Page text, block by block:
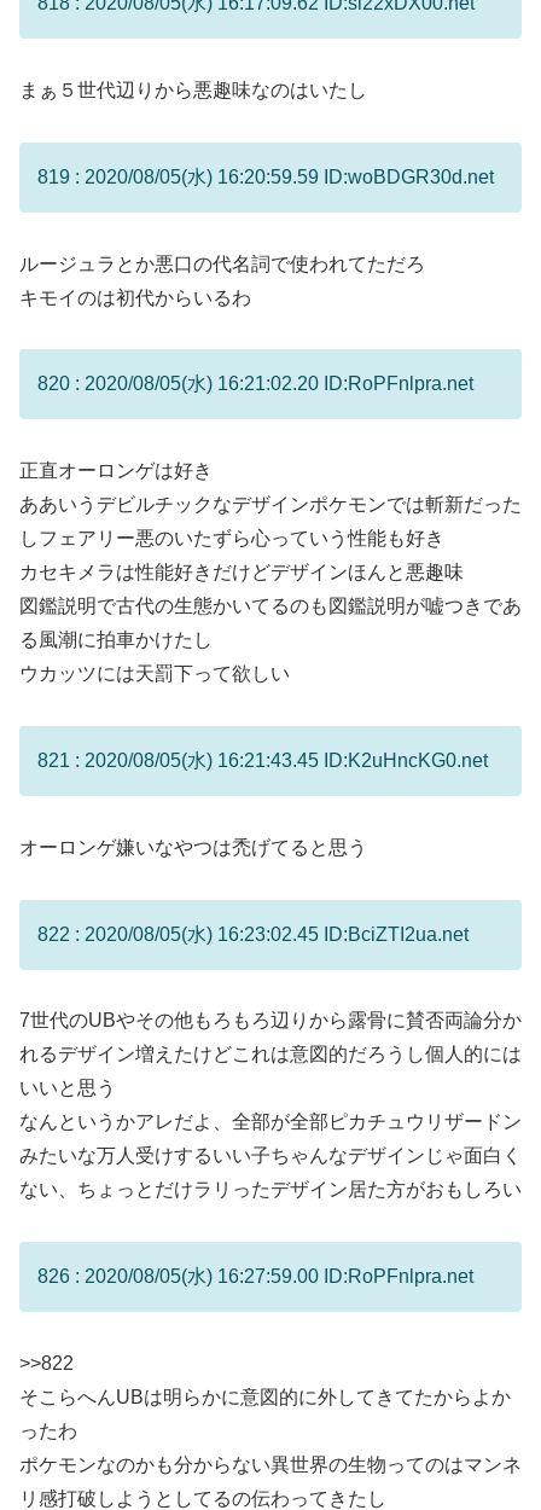
まぁ５世代辺りから悪趣味なのはいたし
819 : 2020/08/05(水) 16:20:59.59 ID:woBDGR30d.net
ルージュラとか悪口の代名詞で使われてただろ
キモイのは初代からいるわ
820 : 2020/08/05(水) 16:21:02.20 ID:RoPFnlpra.net
正直オーロンゲは好き
ああいうデビルチックなデザインポケモンでは斬新だった
しフェアリー悪のいたずら心っていう性能も好き
カセキメラは性能好きだけどデザインほんと悪趣味
図鑑説明で古代の生態かいてるのも図鑑説明が嘘つきであ
る風潮に拍車かけたし
ウカッツには天罰下って欲しい
821 : 2020/08/05(水) 16:21:43.45 ID:K2uHncKG0.net
オーロンゲ嫌いなやつは禿げてると思う
822 : 2020/08/05(水) 16:23:02.45 ID:BciZTI2ua.net
7世代のUBやその他もろもろ辺りから露骨に賛否両論分か
れるデザイン増えたけどこれは意図的だろうし個人的には
いいと思う
なんというかアレだよ、全部が全部ピカチュウリザードン
みたいな万人受けするいい子ちゃんなデザインじゃ面白く
ない、ちょっとだけラリったデザイン居た方がおもしろい
826 : 2020/08/05(水) 16:27:59.00 ID:RoPFnlpra.net
>>822
そこらへんUBは明らかに意図的に外してきてたからよか
ったわ
ポケモンなのかも分からない異世界の生物ってのはマンネ
リ感打破しようとしてるの伝わってきたし